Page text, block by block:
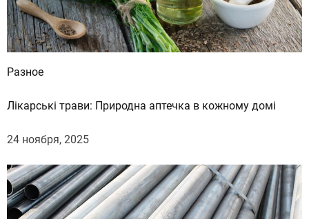
Разное
Лікарські трави: Природна аптечка в кожному домі
24 ноября, 2025